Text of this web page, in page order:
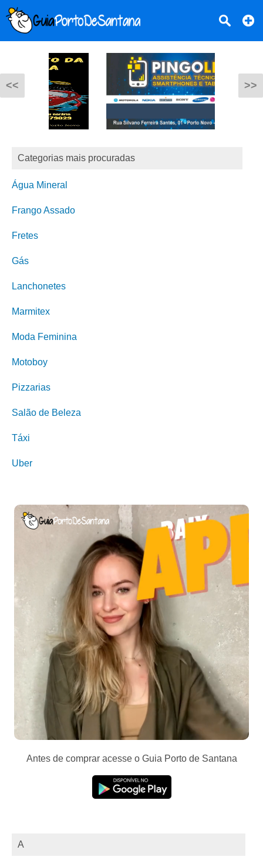
<< >>
Categorias mais procuradas
Água Mineral
Frango Assado
Fretes
Gás
Lanchonetes
Marmitex
Moda Feminina
Motoboy
Pizzarias
Salão de Beleza
Táxi
Uber
Antes de comprar acesse o Guia Porto de Santana
A